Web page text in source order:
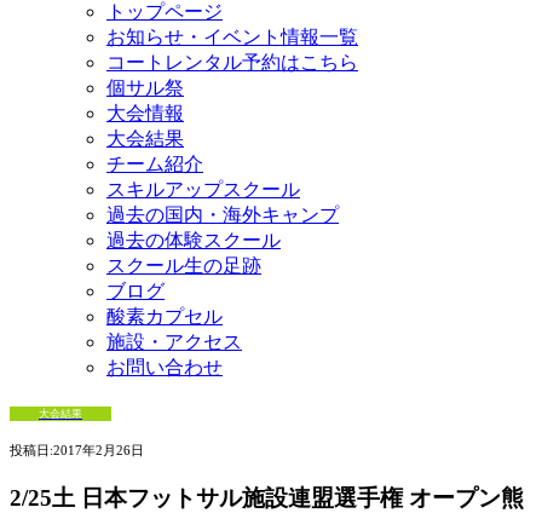
トップページ
お知らせ・イベント情報一覧
コートレンタル予約はこちら
個サル祭
大会情報
大会結果
チーム紹介
スキルアップスクール
過去の国内・海外キャンプ
過去の体験スクール
スクール生の足跡
ブログ
酸素カプセル
施設・アクセス
お問い合わせ
大会結果
投稿日:2017年2月26日
2/25土 日本フットサル施設連盟選手権 オープン熊